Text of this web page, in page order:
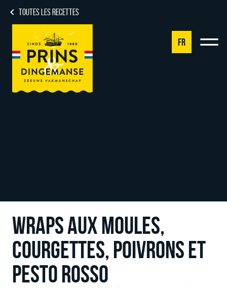
TOUTES LES RECETTES
FR
WRAPS AUX MOULES,
COURGETTES, POIVRONS ET
PESTO ROSSO